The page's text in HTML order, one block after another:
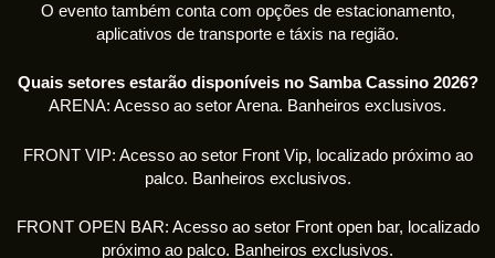
O evento também conta com opções de estacionamento,
aplicativos de transporte e táxis na região.
Quais setores estarão disponíveis no Samba Cassino 2026?
ARENA: Acesso ao setor Arena. Banheiros exclusivos.
FRONT VIP: Acesso ao setor Front Vip, localizado próximo ao
palco. Banheiros exclusivos.
FRONT OPEN BAR: Acesso ao setor Front open bar, localizado
próximo ao palco. Banheiros exclusivos.